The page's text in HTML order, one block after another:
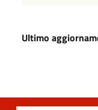
Ultimo